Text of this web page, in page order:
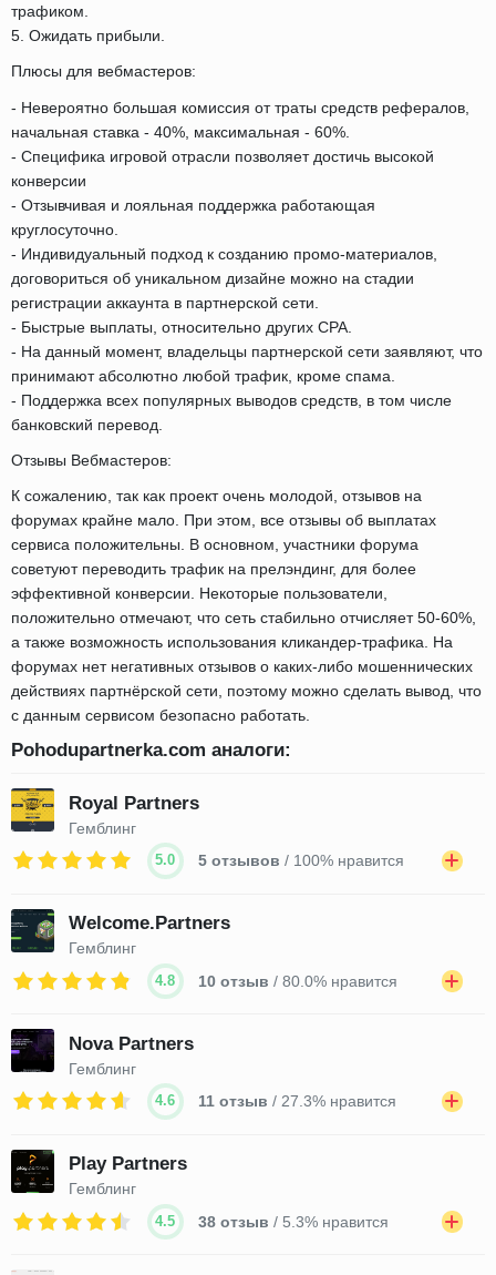
трафиком.
5. Ожидать прибыли.
Плюсы для вебмастеров:
- Невероятно большая комиссия от траты средств рефералов,
начальная ставка - 40%, максимальная - 60%.
- Специфика игровой отрасли позволяет достичь высокой
конверсии
- Отзывчивая и лояльная поддержка работающая
круглосуточно.
- Индивидуальный подход к созданию промо-материалов,
договориться об уникальном дизайне можно на стадии
регистрации аккаунта в партнерской сети.
- Быстрые выплаты, относительно других CPA.
- На данный момент, владельцы партнерской сети заявляют, что
принимают абсолютно любой трафик, кроме спама.
- Поддержка всех популярных выводов средств, в том числе
банковский перевод.
Отзывы Вебмастеров:
К сожалению, так как проект очень молодой, отзывов на
форумах крайне мало. При этом, все отзывы об выплатах
сервиса положительны. В основном, участники форума
советуют переводить трафик на прелэндинг, для более
эффективной конверсии. Некоторые пользователи,
положительно отмечают, что сеть стабильно отчисляет 50-60%,
а также возможность использования кликандер-трафика. На
форумах нет негативных отзывов о каких-либо мошеннических
действиях партнёрской сети, поэтому можно сделать вывод, что
с данным сервисом безопасно работать.
Pohodupartnerka.com аналоги:
Royal Partners
Гемблинг
5.0 5 отзывов / 100% нравится
Welcome.Partners
Гемблинг
4.8 10 отзыв / 80.0% нравится
Nova Partners
Гемблинг
4.6 11 отзыв / 27.3% нравится
Play Partners
Гемблинг
4.5 38 отзыв / 5.3% нравится